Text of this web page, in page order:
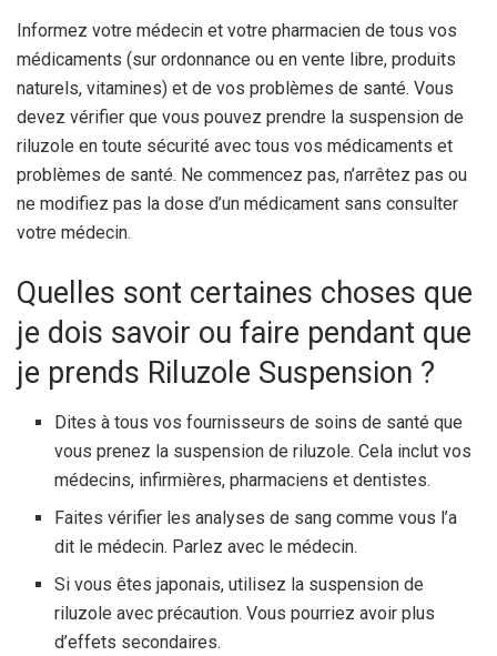
Informez votre médecin et votre pharmacien de tous vos
médicaments (sur ordonnance ou en vente libre, produits
naturels, vitamines) et de vos problèmes de santé. Vous
devez vérifier que vous pouvez prendre la suspension de
riluzole en toute sécurité avec tous vos médicaments et
problèmes de santé. Ne commencez pas, n’arrêtez pas ou
ne modifiez pas la dose d’un médicament sans consulter
votre médecin.
Quelles sont certaines choses que
je dois savoir ou faire pendant que
je prends Riluzole Suspension ?
Dites à tous vos fournisseurs de soins de santé que
vous prenez la suspension de riluzole. Cela inclut vos
médecins, infirmières, pharmaciens et dentistes.
Faites vérifier les analyses de sang comme vous l’a
dit le médecin. Parlez avec le médecin.
Si vous êtes japonais, utilisez la suspension de
riluzole avec précaution. Vous pourriez avoir plus
d’effets secondaires.